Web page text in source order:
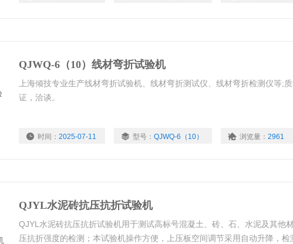
QJWQ-6（10）线材弯折试验机
上海倾技专业生产线材弯折试验机、线材弯折测试仪、线材弯折检测仪等;
证，洽谈。
时间： 2025-07-11 型号： QJWQ-6（10） 浏览量： 2961
QJYL水泥砖抗压抗折试验机
QJYL水泥砖抗压抗折试验机用于测试高标号混凝土、砖、石、水泥及其他
压抗折强度的检测；本试验机操作方便，上压板空间调节采用自动升降，检